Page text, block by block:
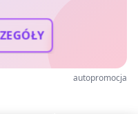
autopromocja